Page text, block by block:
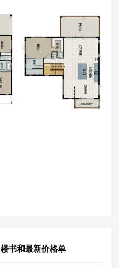
楼书和最新价格单